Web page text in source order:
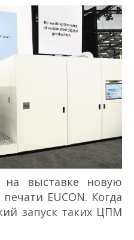
на выставке новую
EUCON. Когда
запуск таких ЦПМ